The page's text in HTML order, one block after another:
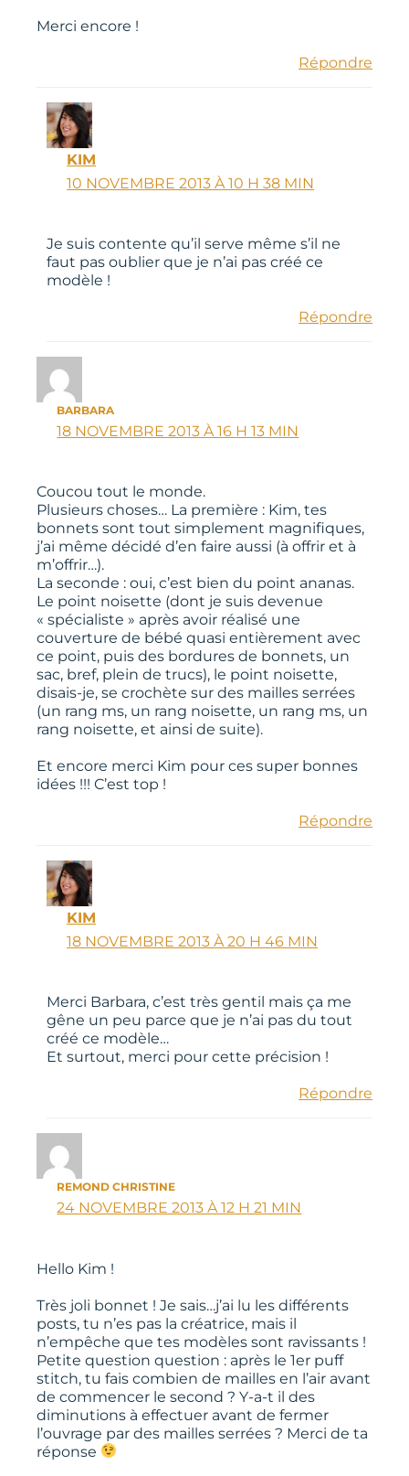
Merci encore !
Répondre
KIM
10 NOVEMBRE 2013 À 10 H 38 MIN
Je suis contente qu’il serve même s’il ne
faut pas oublier que je n’ai pas créé ce
modèle !
Répondre
BARBARA
18 NOVEMBRE 2013 À 16 H 13 MIN
Coucou tout le monde.
Plusieurs choses… La première : Kim, tes
bonnets sont tout simplement magnifiques,
j’ai même décidé d’en faire aussi (à offrir et à
m’offrir…).
La seconde : oui, c’est bien du point ananas.
Le point noisette (dont je suis devenue
« spécialiste » après avoir réalisé une
couverture de bébé quasi entièrement avec
ce point, puis des bordures de bonnets, un
sac, bref, plein de trucs), le point noisette,
disais-je, se crochète sur des mailles serrées
(un rang ms, un rang noisette, un rang ms, un
rang noisette, et ainsi de suite).
Et encore merci Kim pour ces super bonnes
idées !!! C’est top !
Répondre
KIM
18 NOVEMBRE 2013 À 20 H 46 MIN
Merci Barbara, c’est très gentil mais ça me
gêne un peu parce que je n’ai pas du tout
créé ce modèle…
Et surtout, merci pour cette précision !
Répondre
REMOND CHRISTINE
24 NOVEMBRE 2013 À 12 H 21 MIN
Hello Kim !
Très joli bonnet ! Je sais…j’ai lu les différents
posts, tu n’es pas la créatrice, mais il
n’empêche que tes modèles sont ravissants !
Petite question question : après le 1er puff
stitch, tu fais combien de mailles en l’air avant
de commencer le second ? Y-a-t il des
diminutions à effectuer avant de fermer
l’ouvrage par des mailles serrées ? Merci de ta
réponse